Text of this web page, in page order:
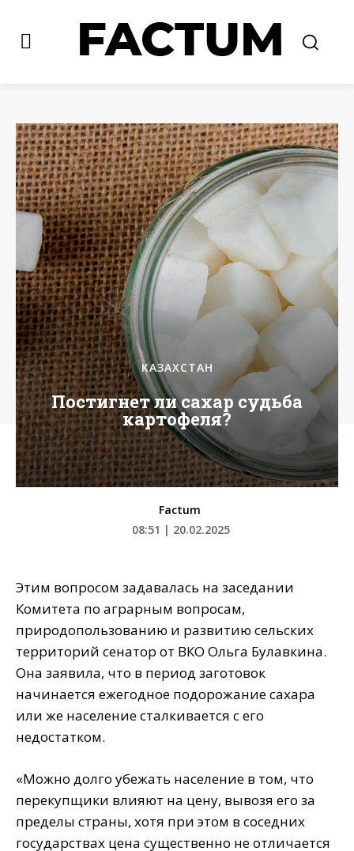
КАЗАХСТАН
Постигнет ли сахар судьба
картофеля?
Factum
08:51 | 20.02.2025
Этим вопросом задавалась на заседании
Комитета по аграрным вопросам,
природопользованию и развитию сельских
территорий сенатор от ВКО Ольга Булавкина.
Она заявила, что в период заготовок
начинается ежегодное подорожание сахара
или же население сталкивается с его
недостатком.
«Можно долго убежать население в том, что
перекупщики влияют на цену, вывозя его за
пределы страны, хотя при этом в соседних
государствах цена существенно не отличается